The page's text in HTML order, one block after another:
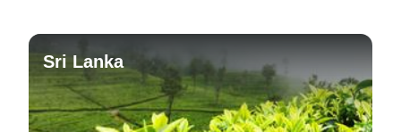
Sri Lanka